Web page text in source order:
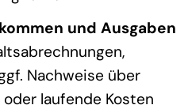
und Ausgaben
Nachweise über
laufende Kosten